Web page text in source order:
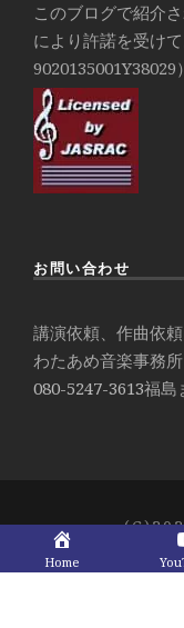
このブログで紹介
により許諾を受け
9020135001Y38029）
お問い合わせ
講演依頼、作曲依
わたあめ音楽事務所
080-5247-3613福島
Home